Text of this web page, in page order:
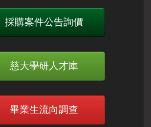
採購案件公告詢價
慈大學研人才庫
畢業生流向調查